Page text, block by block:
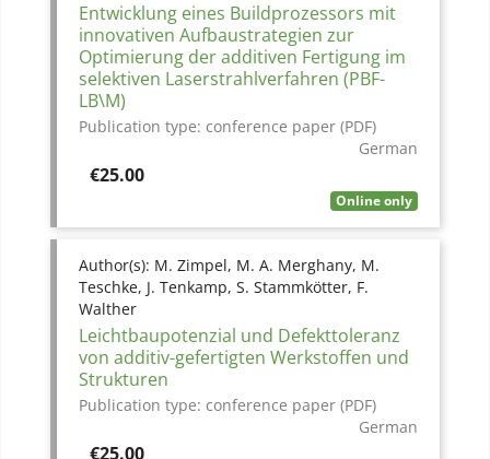
Entwicklung eines Buildprozessors mit
innovativen Aufbaustrategien zur
Optimierung der additiven Fertigung im
selektiven Laserstrahlverfahren (PBF-
LB\M)
Publication type: conference paper (PDF)
German
Price
€25.00
Online only
Author(s): M. Zimpel, M. A. Merghany, M.
Teschke, J. Tenkamp, S. Stammkötter, F.
Walther
Leichtbaupotenzial und Defekttoleranz
von additiv-gefertigten Werkstoffen und
Strukturen
Publication type: conference paper (PDF)
German
Price
€25.00